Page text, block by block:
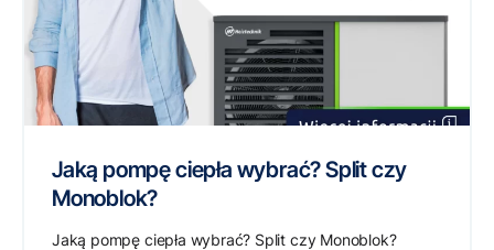
Jaką pompę ciepła wybrać? Split czy
Monoblok?
Jaką pompę ciepła wybrać? Split czy Monoblok?